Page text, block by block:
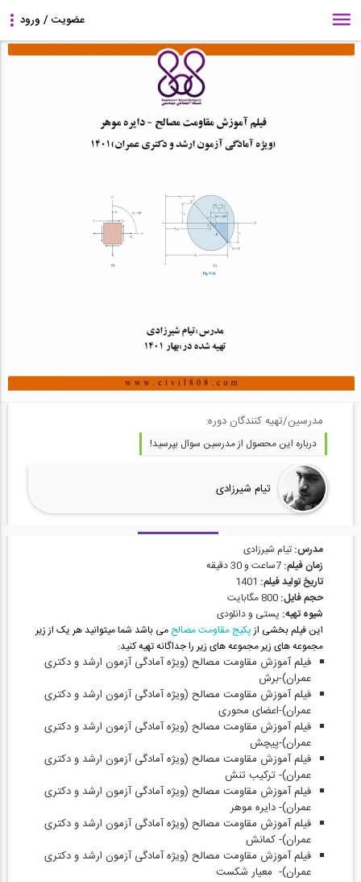
مدرسین/تهیه کنندگان دوره:
درباره این محصول از مدرسین سوال بپرسید!
تیام شیرزادی
مدرس: تیام شیرزادی
زمان فیلم:
تاریخ تولید فیلم:
حجم فایل:
شیوه تهیه: پستی و دانلودی
این فیلم بخشی ازپکیج مقاومت مصالح می باشد شما میتوانید هر یک از زیر
مجموعه های زیر مجموعه های زیر را جداگانه تهیه کنید:
فیلم آموزش مقاومت مصالح (ویژه آمادگی آزمون ارشد و دکتری
عمران)-برش
فیلم آموزش مقاومت مصالح (ویژه آمادگی آزمون ارشد و دکتری
عمران)-اعضای محوری
فیلم آموزش مقاومت مصالح (ویژه آمادگی آزمون ارشد و دکتری
عمران)-پیچش
فیلم آموزش مقاومت مصالح (ویژه آمادگی آزمون ارشد و دکتری
عمران)- ترکیب تنش
فیلم آموزش مقاومت مصالح (ویژه آمادگی آزمون ارشد و دکتری
عمران)- دایره موهر
فیلم آموزش مقاومت مصالح (ویژه آمادگی آزمون ارشد و دکتری
عمران)- کمانش
فیلم آموزش مقاومت مصالح (ویژه آمادگی آزمون ارشد و دکتری
عمران)- معیار شکست